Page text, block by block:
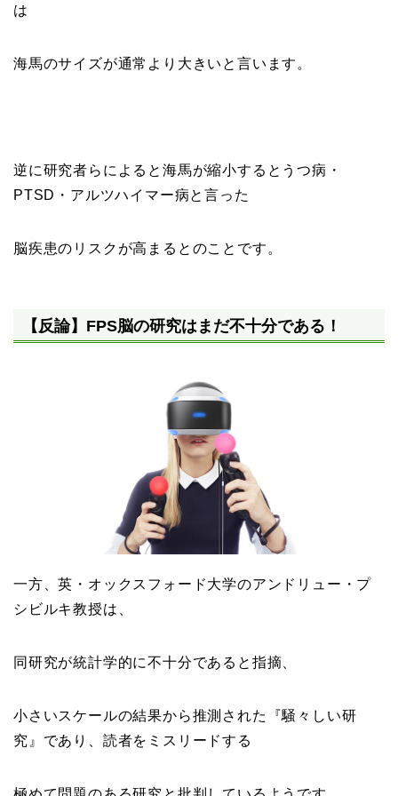
は
海馬のサイズが通常より大きいと言います。
逆に研究者らによると海馬が縮小すると うつ病・
PTSD・アルツハイマー病と言った
脳疾患のリスクが高まるとのことです。
【反論】FPS脳の研究はまだ不十分である！
一方、英・オックスフォード大学のアンドリュー・プ
シビルキ教授は、
同研究が統計学的に不十分であると指摘、
小さいスケールの結果から推測された『騒々しい研
究 』であり、読者をミスリードする